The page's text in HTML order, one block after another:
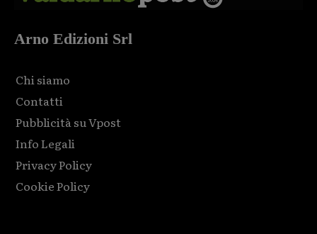
Arno Edizioni Srl
Chi siamo
Contatti
Pubblicità su Vpost
Info Legali
Privacy Policy
Cookie Policy